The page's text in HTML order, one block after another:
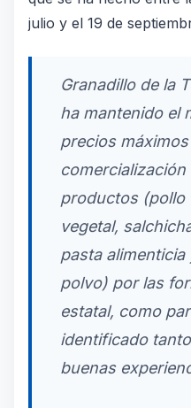
julio y el 19 de
Granadillo de la
ha mantenido el
precios
comercialización
productos (pollo
vegetal,
pasta
polvo) por las
estatal, como
identificado
buenas